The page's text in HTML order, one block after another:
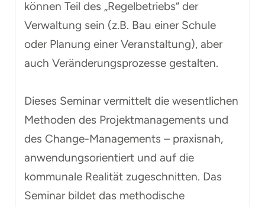
können Teil des „Regelbetriebs“ der
Verwaltung sein (z.B. Bau einer Schule
oder Planung einer Veranstaltung), aber
auch Veränderungsprozesse gestalten.
Dieses Seminar vermittelt die wesentlichen
Methoden des Projektmanagements und
des Change-Managements – praxisnah,
anwendungsorientiert und auf die
kommunale Realität zugeschnitten. Das
Seminar bildet das methodische